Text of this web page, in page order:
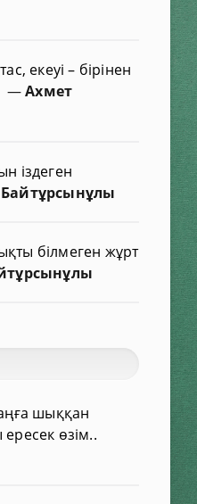
екеуі – бірінен
—Ахмет
іздеген
білмеген жұрт
шыққан
өзім..